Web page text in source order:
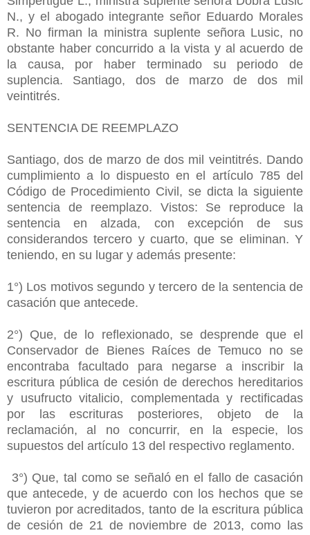
N., y el abogado integrante señor Eduardo Morales
R. No firman la ministra suplente señora Lusic, no
obstante haber concurrido a la vista y al acuerdo de
la causa, por haber terminado su periodo de
suplencia. Santiago, dos de marzo de dos mil
veintitrés.
SENTENCIA DE REEMPLAZO
Santiago, dos de marzo de dos mil veintitrés. Dando
cumplimiento a lo dispuesto en el artículo 785 del
Código de Procedimiento Civil, se dicta la siguiente
sentencia de reemplazo. Vistos: Se reproduce la
sentencia en alzada, con excepción de sus
considerandos tercero y cuarto, que se eliminan. Y
teniendo, en su lugar y además presente:
1°) Los motivos segundo y tercero de la sentencia de
casación que antecede.
2°) Que, de lo reflexionado, se desprende que el
Conservador de Bienes Raíces de Temuco no se
encontraba facultado para negarse a inscribir la
escritura pública de cesión de derechos hereditarios
y usufructo vitalicio, complementada y rectificadas
por las escrituras posteriores, objeto de la
reclamación, al no concurrir, en la especie, los
supuestos del artículo 13 del respectivo reglamento.
3°) Que, tal como se señaló en el fallo de casación
que antecede, y de acuerdo con los hechos que se
tuvieron por acreditados, tanto de la escritura pública
de cesión de 21 de noviembre de 2013, como las